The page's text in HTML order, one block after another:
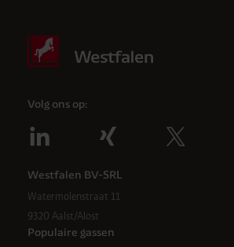
Volg ons op:
Westfalen BV-SRL
Watermolenstraat 11
9320 Aalst/Alost
Populaire gassen